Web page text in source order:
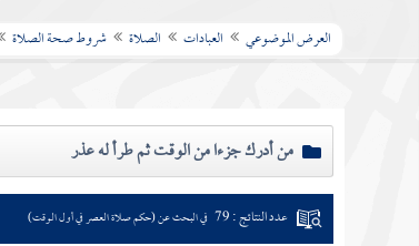
العرض الموضوعي العبادات الصلاة شروط صحة الصلاة
من أدرك جزءا من الوقت ثم طرأ له عذر
عدد النتائج : 79 في البحث عن (حكم صلاة العصر في أول الوقت)